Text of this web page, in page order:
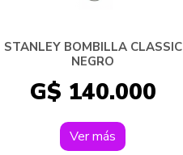
STANLEY BOMBILLA CLASSIC
NEGRO
G$ 140.000
Ver más